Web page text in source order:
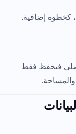
كخطوة إضافية.
فيحفظ فقط
والمساحة.